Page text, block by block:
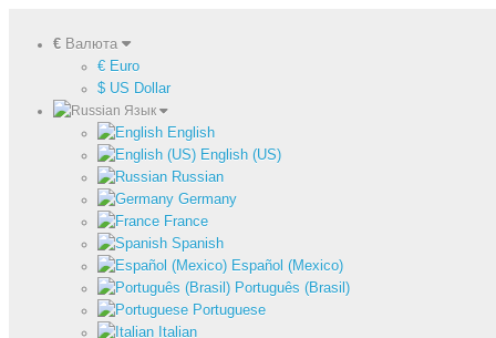
€ Валюта
€ Euro
$ US Dollar
Язык
English
English (US)
Russian
Germany
France
Spanish
Español (Mexico)
Português (Brasil)
Portuguese
Italian